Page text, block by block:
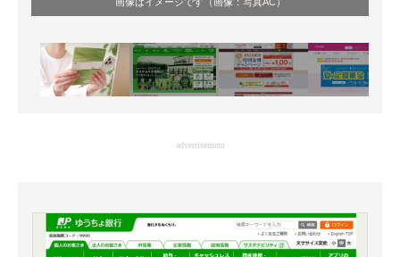
経営リーダーのコミュニティ
マーケ×ITの今がよく分かる
ITエンジニア向け専門サイト
モノづくり技術者専門サイト
advertisement